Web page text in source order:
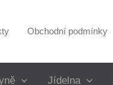
Obchodní podmínky
Jídelna